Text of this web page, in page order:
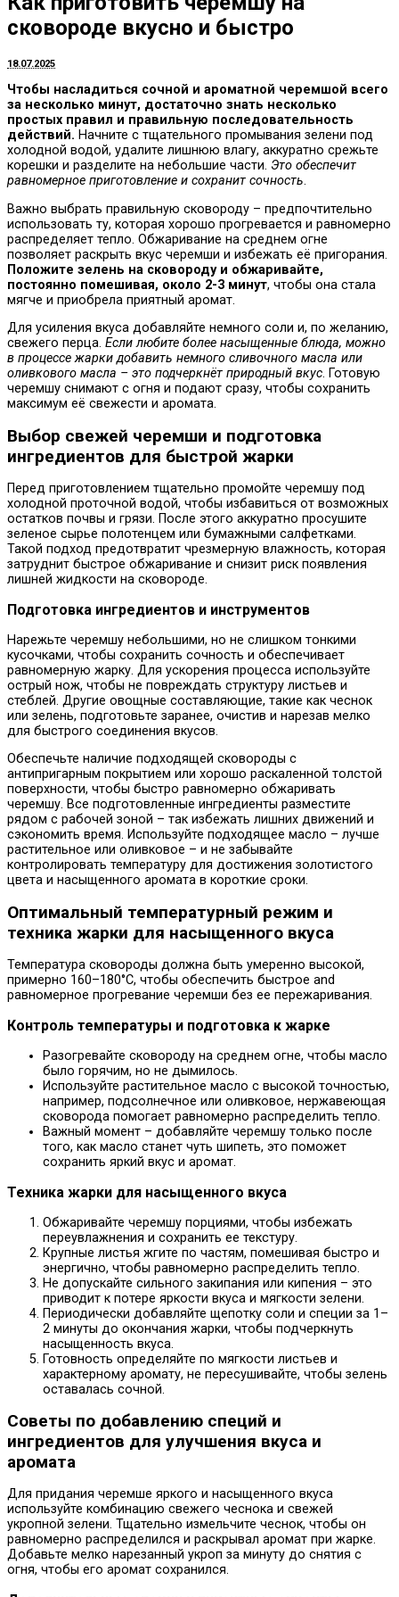
сковороде вкусно и быстро
18.07.2025
Чтобы насладиться сочной и ароматной черемшой всего
за несколько минут, достаточно знать несколько
простых правил и правильную последовательность
действий. Начните с тщательного промывания зелени под
холодной водой, удалите лишнюю влагу, аккуратно срежьте
корешки и разделите на небольшие части. Это обеспечит
равномерное приготовление и сохранит сочность.
Важно выбрать правильную сковороду – предпочтительно
использовать ту, которая хорошо прогревается и равномерно
распределяет тепло. Обжаривание на среднем огне
позволяет раскрыть вкус черемши и избежать её пригорания.
Положите зелень на сковороду и обжаривайте,
постоянно помешивая, около 2-3 минут, чтобы она стала
мягче и приобрела приятный аромат.
Для усиления вкуса добавляйте немного соли и, по желанию,
свежего перца. Если любите более насыщенные блюда, можно
в процессе жарки добавить немного сливочного масла или
оливкового масла – это подчеркнёт природный вкус. Готовую
черемшу снимают с огня и подают сразу, чтобы сохранить
максимум её свежести и аромата.
Выбор свежей черемши и подготовка
ингредиентов для быстрой жарки
Перед приготовлением тщательно промойте черемшу под
холодной проточной водой, чтобы избавиться от возможных
остатков почвы и грязи. После этого аккуратно просушите
зеленое сырье полотенцем или бумажными салфетками.
Такой подход предотвратит чрезмерную влажность, которая
затруднит быстрое обжаривание и снизит риск появления
лишней жидкости на сковороде.
Подготовка ингредиентов и инструментов
Нарежьте черемшу небольшими, но не слишком тонкими
кусочками, чтобы сохранить сочность и обеспечивает
равномерную жарку. Для ускорения процесса используйте
острый нож, чтобы не повреждать структуру листьев и
стеблей. Другие овощные составляющие, такие как чеснок
или зелень, подготовьте заранее, очистив и нарезав мелко
для быстрого соединения вкусов.
Обеспечьте наличие подходящей сковороды с
антипригарным покрытием или хорошо раскаленной толстой
поверхности, чтобы быстро равномерно обжаривать
черемшу. Все подготовленные ингредиенты разместите
рядом с рабочей зоной – так избежать лишних движений и
сэкономить время. Используйте подходящее масло – лучше
растительное или оливковое – и не забывайте
контролировать температуру для достижения золотистого
цвета и насыщенного аромата в короткие сроки.
Оптимальный температурный режим и
техника жарки для насыщенного вкуса
Температура сковороды должна быть умеренно высокой,
примерно 160–180°C, чтобы обеспечить быстрое and
равномерное прогревание черемши без ее пережаривания.
Контроль температуры и подготовка к жарке
Разогревайте сковороду на среднем огне, чтобы масло
было горячим, но не дымилось.
Используйте растительное масло с высокой точностью,
например, подсолнечное или оливковое, нержавеющая
сковорода помогает равномерно распределить тепло.
Важный момент – добавляйте черемшу только после
того, как масло станет чуть шипеть, это поможет
сохранить яркий вкус и аромат.
Техника жарки для насыщенного вкуса
Обжаривайте черемшу порциями, чтобы избежать
переувлажнения и сохранить ее текстуру.
Крупные листья жгите по частям, помешивая быстро и
энергично, чтобы равномерно распределить тепло.
Не допускайте сильного закипания или кипения – это
приводит к потере яркости вкуса и мягкости зелени.
Периодически добавляйте щепотку соли и специи за 1–
2 минуты до окончания жарки, чтобы подчеркнуть
насыщенность вкуса.
Готовность определяйте по мягкости листьев и
характерному аромату, не пересушивайте, чтобы зелень
оставалась сочной.
Советы по добавлению специй и
ингредиентов для улучшения вкуса и
аромата
Для придания черемше яркого и насыщенного вкуса
используйте комбинацию свежего чеснока и свежей
укропной зелени. Тщательно измельчите чеснок, чтобы он
равномерно распределился и раскрывал аромат при жарке.
Добавьте мелко нарезанный укроп за минуту до снятия с
огня, чтобы его аромат сохранился.